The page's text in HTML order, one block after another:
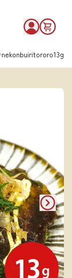
nekonbuiritororo13g